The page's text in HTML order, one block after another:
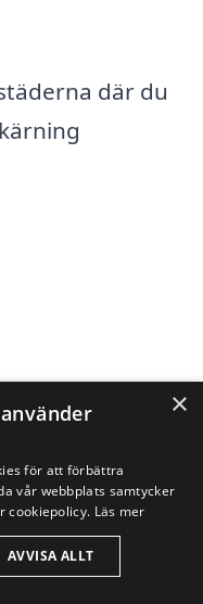
där du
×
för att förbättra
vår webbplats samtycker
cookiepolicy. Läs mer
AVVISA ALLT